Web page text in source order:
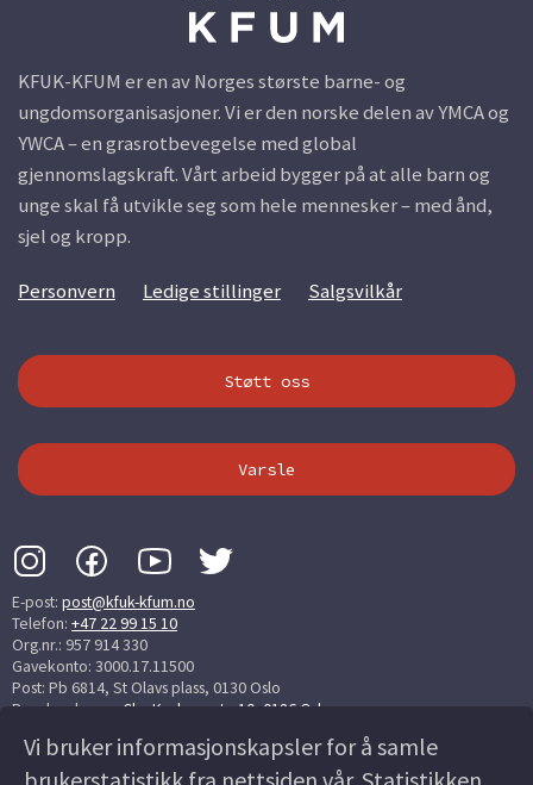
KFUK-KFUM er en av Norges største barne- og
ungdomsorganisasjoner. Vi er den norske delen av YMCA og
YWCA – en grasrotbevegelse med global
gjennomslagskraft. Vårt arbeid bygger på at alle barn og
unge skal få utvikle seg som hele mennesker – med ånd,
sjel og kropp.
Personvern Ledige stillinger Salgsvilkår
Støtt oss
Varsle
E-post: post@kfuk-kfum.no
Telefon: +47 22 99 15 10
Org.nr.: 957 914 330
Gavekonto: 3000.17.11500
Post: Pb 6814, St Olavs plass, 0130 Oslo
Besøksadresse: Chr. Krohgs gate 10, 0186 Oslo
▼▼▼▼▼▼▼▼▼▼▼ ▼▼▼▼▼▼▼▼▼▼▼
Vi bruker informasjonskapsler for å samle